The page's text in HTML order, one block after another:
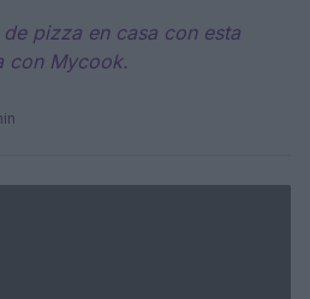
pizza en casa con esta
con Mycook.